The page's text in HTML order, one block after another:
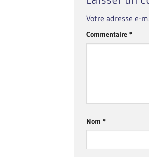
Votre adresse e-
Commentaire *
Nom *